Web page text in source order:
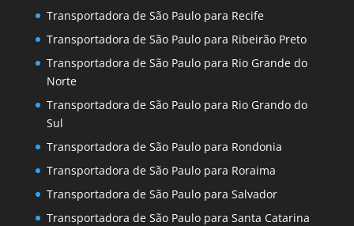
Transportadora de São Paulo para Recife
Transportadora de São Paulo para Ribeirão Preto
Transportadora de São Paulo para Rio Grande do
Norte
Transportadora de São Paulo para Rio Grando do
Sul
Transportadora de São Paulo para Rondonia
Transportadora de São Paulo para Roraima
Transportadora de São Paulo para Salvador
Transportadora de São Paulo para Santa Catarina